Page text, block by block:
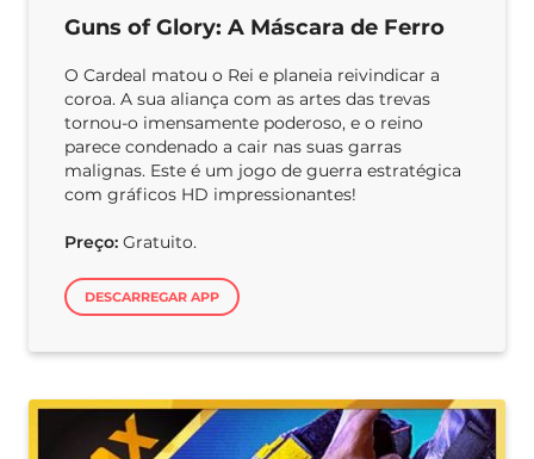
Guns of Glory: A Máscara de Ferro
O Cardeal matou o Rei e planeia reivindicar a
coroa. A sua aliança com as artes das trevas
tornou-o imensamente poderoso, e o reino
parece condenado a cair nas suas garras
malignas. Este é um jogo de guerra estratégica
com gráficos HD impressionantes!
Preço: Gratuito.
DESCARREGAR APP